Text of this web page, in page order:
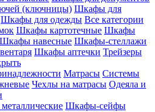
(ключницы) Шкафы для
Шкафы для одежды Все категории
Шкафы картотечные Шкафы
Шкафы навесные Шкафы-стеллажи
Шкафы аптечки Трейзеры
Матрасы Системы
Чехлы на матрасы Одеяла и
Шкафы-сейфы